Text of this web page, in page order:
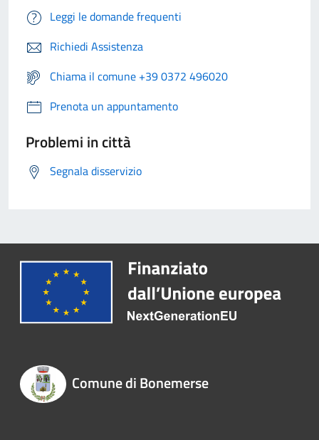
Leggi le domande frequenti
Richiedi Assistenza
Chiama il comune +39 0372 496020
Prenota un appuntamento
Problemi in città
Segnala disservizio
Comune di Bonemerse